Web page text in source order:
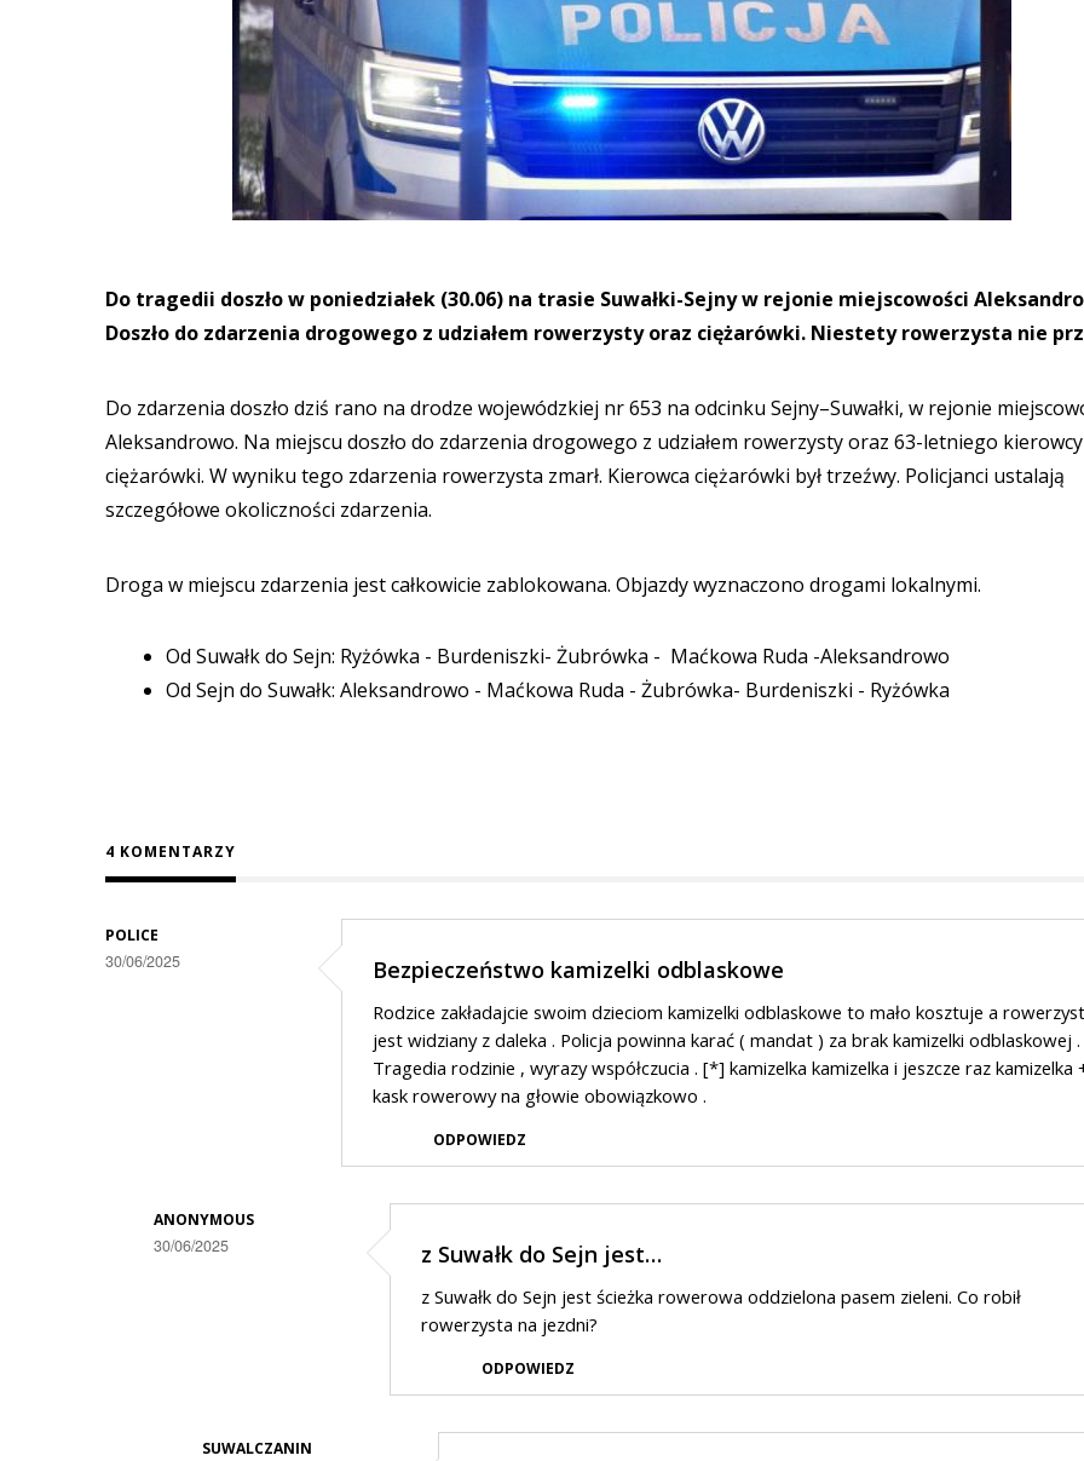
Do tragedii doszło w poniedziałek (30.06) na trasie Suwałki-Sejny w rejonie miejscowości
Doszło do zdarzenia drogowego z udziałem rowerzysty oraz ciężarówki. Niestety rowerzysta nie
Do zdarzenia doszło dziś rano na drodze wojewódzkiej nr 653 na odcinku Sejny–Suwałki, w rejonie
Aleksandrowo. Na miejscu doszło do zdarzenia drogowego z udziałem rowerzysty oraz 63-letniego kierowcy
ciężarówki. W wyniku tego zdarzenia rowerzysta zmarł. Kierowca ciężarówki był trzeźwy. Policjanci ustalają
szczegółowe okoliczności zdarzenia.
Droga w miejscu zdarzenia jest całkowicie zablokowana. Objazdy wyznaczono drogami lokalnymi.
Od Suwałk do Sejn: Ryżówka - Burdeniszki- Żubrówka - Maćkowa Ruda -Aleksandrowo
Od Sejn do Suwałk: Aleksandrowo - Maćkowa Ruda - Żubrówka- Burdeniszki - Ryżówka
4 KOMENTARZY
POLICE
30/06/2025 Bezpieczeństwo kamizelki odblaskowe
Rodzice zakładajcie swoim dzieciom kamizelki odblaskowe to mało kosztuje a
jest widziany z daleka . Policja powinna karać ( mandat ) za brak kamizelki odblaskowej .
Tragedia rodzinie , wyrazy współczucia . [*] kamizelka kamizelka i jeszcze raz kamizelka
kask rowerowy na głowie obowiązkowo .
ODPOWIEDZ
ANONYMOUS
30/06/2025 z Suwałk do Sejn jest…
z Suwałk do Sejn jest ścieżka rowerowa oddzielona pasem zieleni. Co robił
rowerzysta na jezdni?
ODPOWIEDZ
SUWALCZANIN